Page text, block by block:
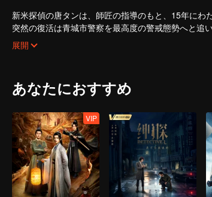
新米探偵の唐タンは、師匠の指導のもと、15年に
突然の復活は青城市警察を最高度の警戒態勢へと追
と発展していく。
捜査により明らかになるのは、動物保護を装いなが
の実態である。同時に、連続した凶暴な犬泥棒事件
展開
あなたにおすすめ
VIP